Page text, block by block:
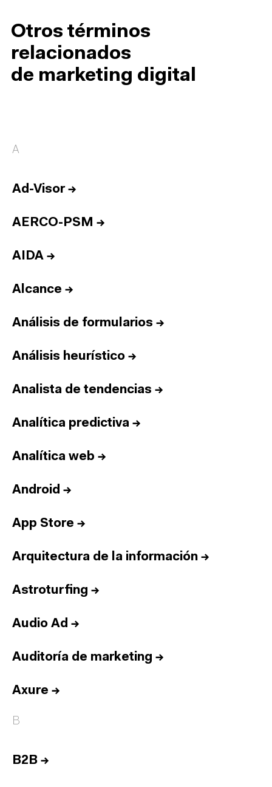
Otros términos
relacionados
de marketing digital
A
Ad-Visor→
AERCO-PSM →
AIDA →
Alcance →
Análisis de formularios →
Análisis heurístico →
Analista de tendencias →
Analítica predictiva →
Analítica web →
Android →
App Store →
Arquitectura de la información →
Astroturfing →
Audio Ad →
Auditoría de marketing →
Axure →
B
B2B →